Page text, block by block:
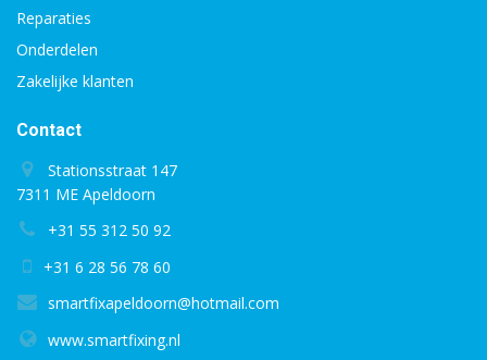
Reparaties
Onderdelen
Zakelijke klanten
Contact
Stationsstraat 147
7311 ME Apeldoorn
+31 55 312 50 92
+31 6 28 56 78 60
smartfixapeldoorn@hotmail.com
www.smartfixing.nl